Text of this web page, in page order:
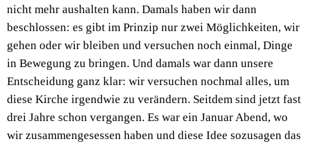
nicht mehr aushalten kann. Damals haben wir dann
beschlossen: es gibt im Prinzip nur zwei Möglichkeiten, wir
gehen oder wir bleiben und versuchen noch einmal, Dinge
in Bewegung zu bringen. Und damals war dann unsere
Entscheidung ganz klar: wir versuchen nochmal alles, um
diese Kirche irgendwie zu verändern. Seitdem sind jetzt fast
drei Jahre schon vergangen. Es war ein Januar Abend, wo
wir zusammengesessen haben und diese Idee sozusagen das